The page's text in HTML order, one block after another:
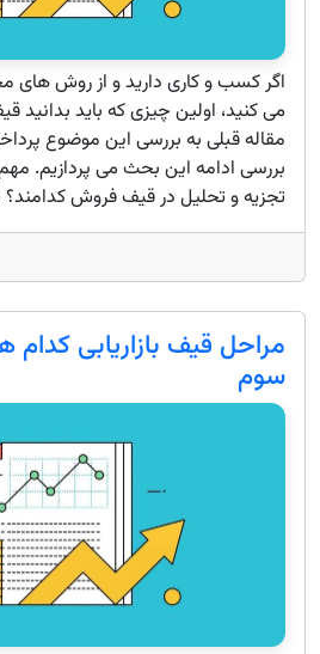
اگر کسب و کاری دارید و از روش های
می کنید، اولین چیزی که باید بدانید
مقاله قبلی به بررسی این موضوع
بررسی ادامه این بحث می پردازیم.
تجزیه و تحلیل در قیف فروش کدامند؟
مراحل قیف بازاریابی
سوم